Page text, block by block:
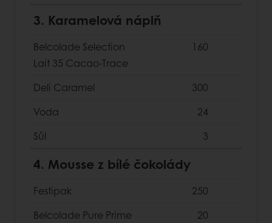
3. Karamelová náplň
Belcolade Selection
Lait 35 Cacao-Trace
160
Deli Caramel
300
Voda
24
Sůl
3
4. Mousse z bílé čokolády
Festipak
250
Belcolade Pure Prime
20